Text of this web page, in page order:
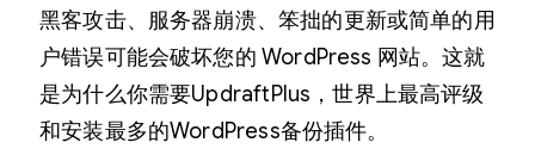
r
e
s
s
黑客攻击、服务器崩溃、笨拙的更新或简单的用
户错误可能会破坏您的 WordPress 网站。这就
是为什么你需要UpdraftPlus，世界上最高评级
和安装最多的WordPress备份插件。